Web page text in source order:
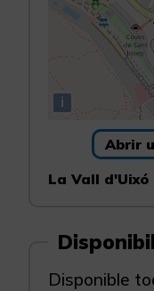
i
Abrir
La Vall d'Uixó
Disponible